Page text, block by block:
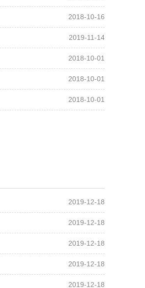
2018-10-16
2019-11-14
2018-10-01
2018-10-01
2018-10-01
2019-12-18
2019-12-18
2019-12-18
2019-12-18
2019-12-18